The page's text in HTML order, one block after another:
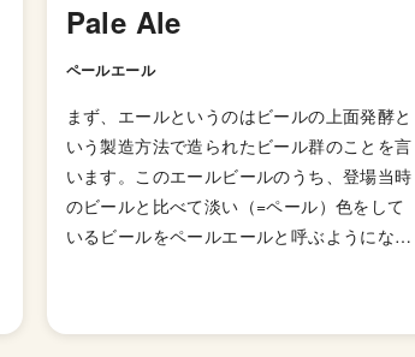
Pale Ale
ペールエール
まず、エールというのはビールの上面発酵と
いう製造方法で造られたビール群のことを言
います。このエールビールのうち、登場当時
のビールと比べて淡い（=ペール）色をして
いるビールをペールエールと呼ぶようになり